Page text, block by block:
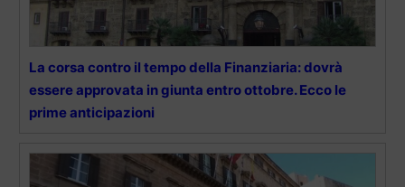
La corsa contro il tempo della Finanziaria: dovrà
essere approvata in giunta entro ottobre. Ecco le
prime anticipazioni